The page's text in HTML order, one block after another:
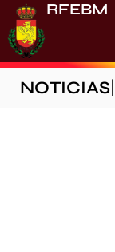
RFEBM
NOTICIAS